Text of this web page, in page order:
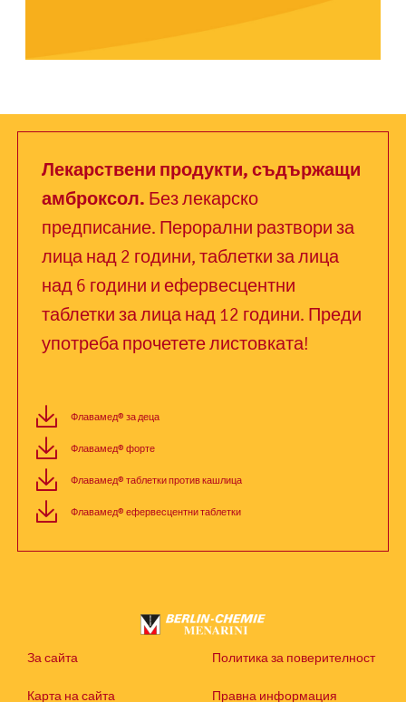
Лекарствени продукти, съдържащи
амброксол. Без лекарско
предписание. Перорални разтвори за
лица над 2 години, таблетки за лица
над 6 години и ефервесцентни
таблетки за лица над 12 години. Преди
употреба прочетете листовката!
Флавамед® за деца
Флавамед® форте
Флавамед® таблетки против кашлица
Флавамед® ефервесцентни таблетки
За сайта Политика за поверителност
Карта на сайта Правна информация